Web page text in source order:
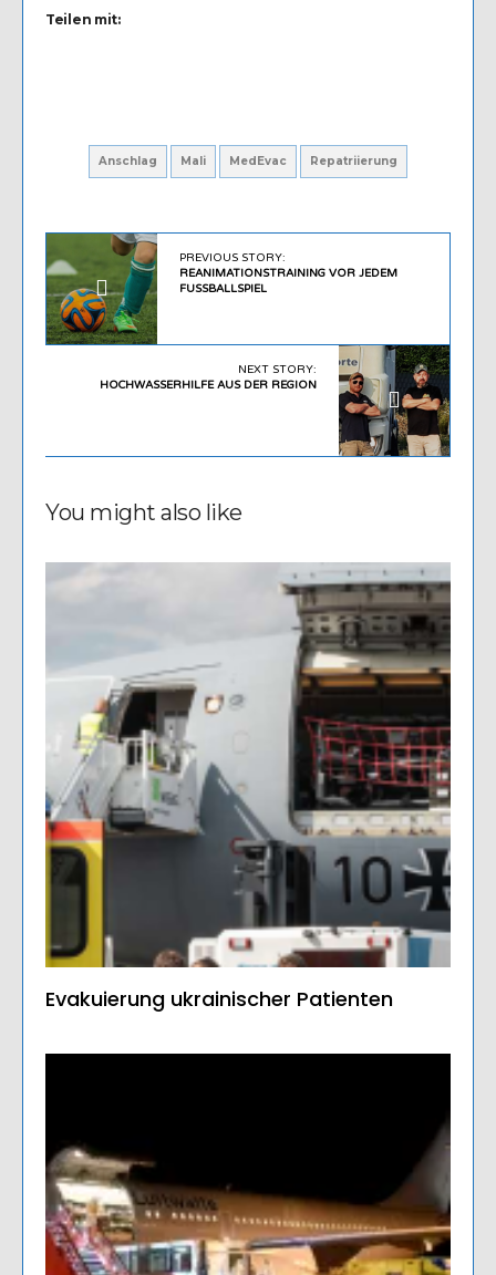
Teilen mit:
Anschlag Mali MedEvac Repatriierung
PREVIOUS STORY:
REANIMATIONSTRAINING VOR JEDEM
FUSSBALLSPIEL
NEXT STORY:
HOCHWASSERHILFE AUS DER REGION
You might also like
Evakuierung ukrainischer Patienten